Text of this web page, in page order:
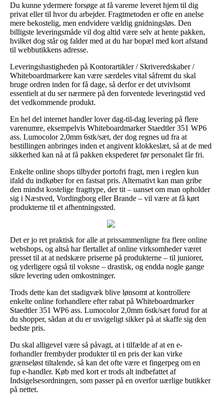
Du kunne ydermere forsøge at få varerne leveret hjem til dig
privat eller til hvor du arbejder. Fragtmetoden er ofte en anelse
mere bekostelig, men endvidere vældig gnidningsløs. Den
billigste leveringsmåde vil dog altid være selv at hente pakken,
hvilket dog står og falder med at du har bopæl med kort afstand
til webbutikkens adresse.
Leveringshastigheden på Kontorartikler / Skriveredskaber /
Whiteboardmarkere kan være særdeles vital såfremt du skal
bruge ordren inden for få dage, så derfor er det utvivlsomt
essentielt at du ser nærmere på den forventede leveringstid ved
det vedkommende produkt.
En hel del internet handler lover dag-til-dag levering på flere
varenumre, eksempelvis Whiteboardmarker Staedtler 351 WP6
ass. Lumocolor 2,0mm 6stk/sæt, der dog regnes ud fra at
bestillingen anbringes inden et angivent klokkeslæt, så at de med
sikkerhed kan nå at få pakken ekspederet før personalet får fri.
Enkelte online shops tilbyder portofri fragt, men i reglen kun
ifald du indkøber for en fastsat pris. Alternativt kan man gribe
den mindst kostelige fragttype, der tit – uanset om man opholder
sig i Næstved, Vordingborg eller Brande – vil være at få kørt
produkterne til et afhentningssted.
Det er jo ret praktisk for alle at prissammenligne fra flere online
webshops, og altså har flertallet af online virksomheder været
presset til at at nedskære priserne på produkterne – til juniorer,
og yderligere også til voksne – drastisk, og endda nogle gange
sikre levering uden omkostninger.
Trods dette kan det stadigvæk blive lønsomt at kontrollere
enkelte online forhandlere efter rabat på Whiteboardmarker
Staedtler 351 WP6 ass. Lumocolor 2,0mm 6stk/sæt forud for at
du shopper, sådan at du er usvigeligt sikker på at skaffe sig den
bedste pris.
Du skal alligevel være så påvagt, at i tilfælde af at en e-
forhandler frembyder produkter til en pris der kan virke
grænseløst tiltalende, så kan det ofte være et fingerpeg om en
fup e-handler. Køb med kort er trods alt indbefattet af
Indsigelsesordningen, som passer på en overfor uærlige butikker
på nettet.